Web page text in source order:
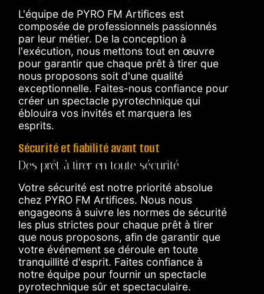
L'équipe de PYRO FM Artifices est
composée de professionnels passionnés
par leur métier. De la conception à
l'exécution, nous mettons tout en œuvre
pour garantir que chaque prêt à tirer que
nous proposons soit d'une qualité
exceptionnelle. Faites-nous confiance pour
créer un spectacle pyrotechnique qui
éblouira vos invités et marquera les
esprits.
Sécurité et fiabilité avant tout
Des prêt à tirer en toute sécurité
Votre sécurité est notre priorité absolue
chez PYRO FM Artifices. Nous nous
engageons à suivre les normes de sécurité
les plus strictes pour chaque prêt à tirer
que nous proposons, afin de garantir que
votre événement se déroule en toute
tranquillité d'esprit. Faites confiance à
notre équipe pour fournir un spectacle
pyrotechnique sûr et spectaculaire.